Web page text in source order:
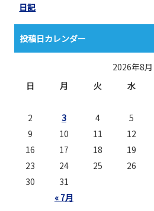
日記
投稿日カレンダー
2026年8月
日
月 火 水
« 7月
2
3 4 5
9
10 11 12
16
17 18 19
23
24 25 26
30
31